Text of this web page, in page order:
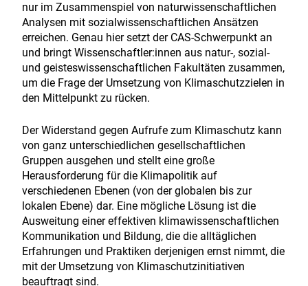
nur im Zusammenspiel von naturwissenschaftlichen
Analysen mit sozialwissenschaftlichen Ansätzen
erreichen. Genau hier setzt der CAS-Schwerpunkt an
und bringt Wissenschaftler:innen aus natur-, sozial-
und geisteswissenschaftlichen Fakultäten zusammen,
um die Frage der Umsetzung von Klimaschutzzielen in
den Mittelpunkt zu rücken.
Der Widerstand gegen Aufrufe zum Klimaschutz kann
von ganz unterschiedlichen gesellschaftlichen
Gruppen ausgehen und stellt eine große
Herausforderung für die Klimapolitik auf
verschiedenen Ebenen (von der globalen bis zur
lokalen Ebene) dar. Eine mögliche Lösung ist die
Ausweitung einer effektiven klimawissenschaftlichen
Kommunikation und Bildung, die die alltäglichen
Erfahrungen und Praktiken derjenigen ernst nimmt, die
mit der Umsetzung von Klimaschutzinitiativen
beauftragt sind.